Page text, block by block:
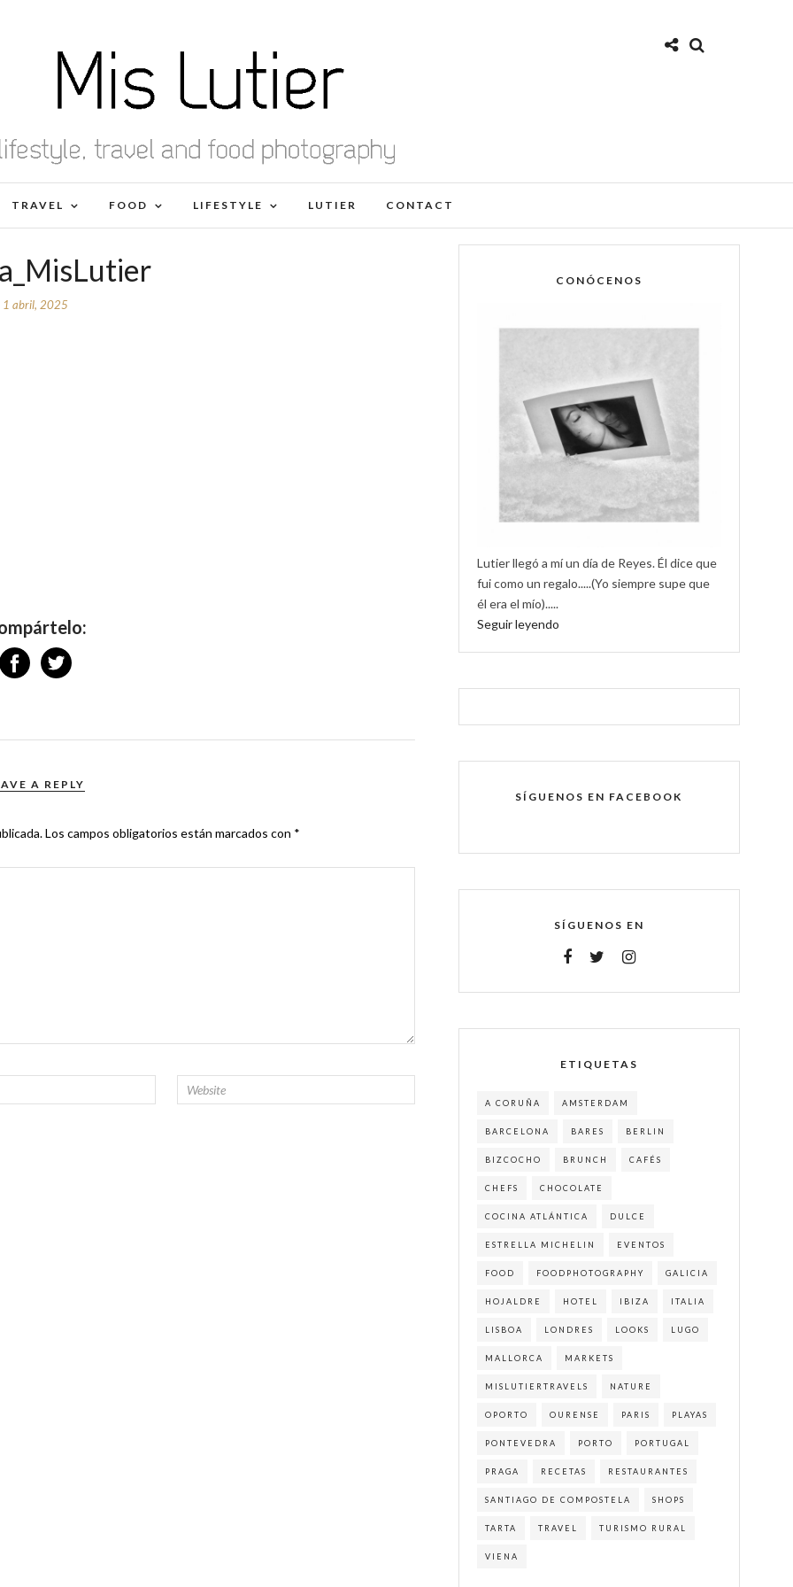
TRAVEL FOOD LIFESTYLE LUTIER CONTACT
1 abril, 2025
A REPLY
Los campos obligatorios están marcados con *
CONÓCENOS
Lutier llegó a mí un día de Reyes. Él dice que
fui como un regalo.....(Yo siempre supe que
él era el mío).....
Seguir leyendo
SÍGUENOS EN FACEBOOK
SÍGUENOS EN
ETIQUETAS
A CORUÑA AMSTERDAM
BARCELONA BARES BERLIN
BIZCOCHO BRUNCH CAFÉS
CHEFS CHOCOLATE
COCINA ATLÁNTICA DULCE
ESTRELLA MICHELIN EVENTOS
FOOD FOODPHOTOGRAPHY GALICIA
HOJALDRE HOTEL IBIZA ITALIA
LISBOA LONDRES LOOKS LUGO
MALLORCA MARKETS
MISLUTIERTRAVELS NATURE
OPORTO OURENSE PARIS PLAYAS
PONTEVEDRA PORTO PORTUGAL
PRAGA RECETAS RESTAURANTES
SANTIAGO DE COMPOSTELA SHOPS
TARTA TRAVEL TURISMO RURAL
VIENA